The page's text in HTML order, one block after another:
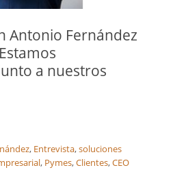
Antonio Fernández
a nuestros
, Entrevista,soluciones
, Pymes,Clientes,CEO